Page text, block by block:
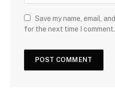
Save my name, email,
for the next time I comment.